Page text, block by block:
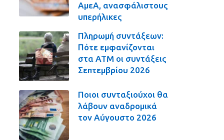
ΑμεΑ, ανασφάλιστους
υπερήλικες
Πληρωμή συντάξεων:
Πότε εμφανίζονται
στα ΑΤΜ οι συντάξεις
Σεπτεμβρίου 2026
Ποιοι συνταξιούχοι θα
λάβουν αναδρομικά
τον Αύγουστο 2026